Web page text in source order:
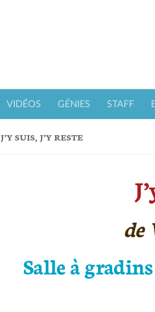
VIDÉOS GÉNIES STAFF
J’Y SUIS, J’Y RESTE
de
Salle à